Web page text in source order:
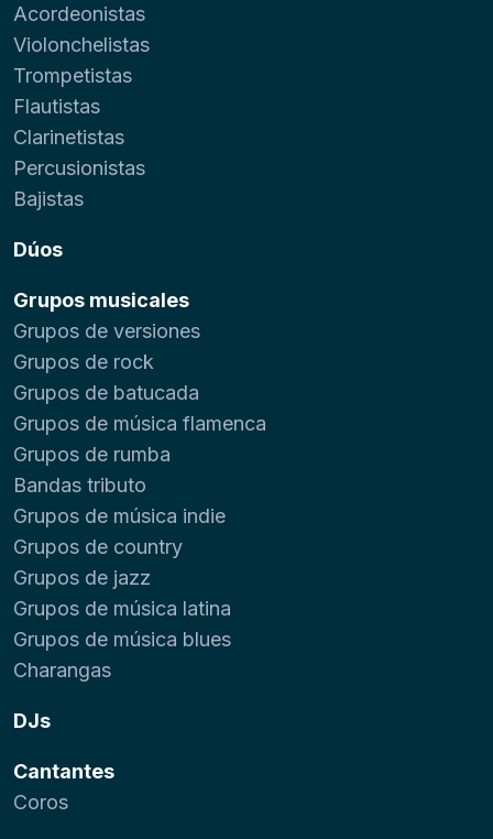
Acordeonistas
Violonchelistas
Trompetistas
Flautistas
Clarinetistas
Percusionistas
Bajistas
Dúos
Grupos musicales
Grupos de versiones
Grupos de rock
Grupos de batucada
Grupos de música flamenca
Grupos de rumba
Bandas tributo
Grupos de música indie
Grupos de country
Grupos de jazz
Grupos de música latina
Grupos de música blues
Charangas
DJs
Cantantes
Coros